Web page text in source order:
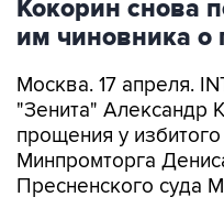
Кокорин снова
им чиновника о
Москва. 17 апреля.
"Зенита" Александр
прощения у
Минпромторга
Пресненского суда